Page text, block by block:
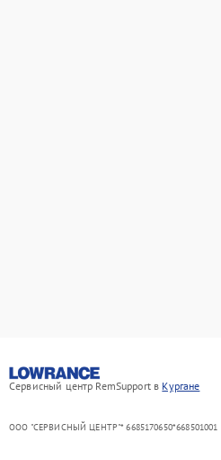
Сервисный центр RemSupport в Кургане
ООО "СЕРВИСНЫЙ ЦЕНТР"* 6685170650*668501001